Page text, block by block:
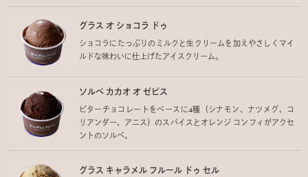
グラス オ ショコラ ドゥ
ショコラにたっぷりのミルクと生クリームを加えやさしくマイ
ルドな味わいに仕上げたアイスクリーム。
ソルベ カカオ オ ゼピス
ビターチョコレートをベースに4種（シナモン、ナツメグ、コ
リアンダー、アニス）のスパイスとオレンジ コンフィがアクセ
ントのソルベ。
グラス キャラメル フルール ドゥ セル